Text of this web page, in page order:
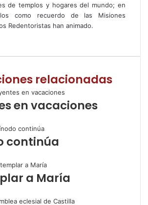
de templos y hogares del mundo; en
como recuerdo de las Misiones
Redentoristas han animado.
relacionadas
en vacaciones
continúa
a María